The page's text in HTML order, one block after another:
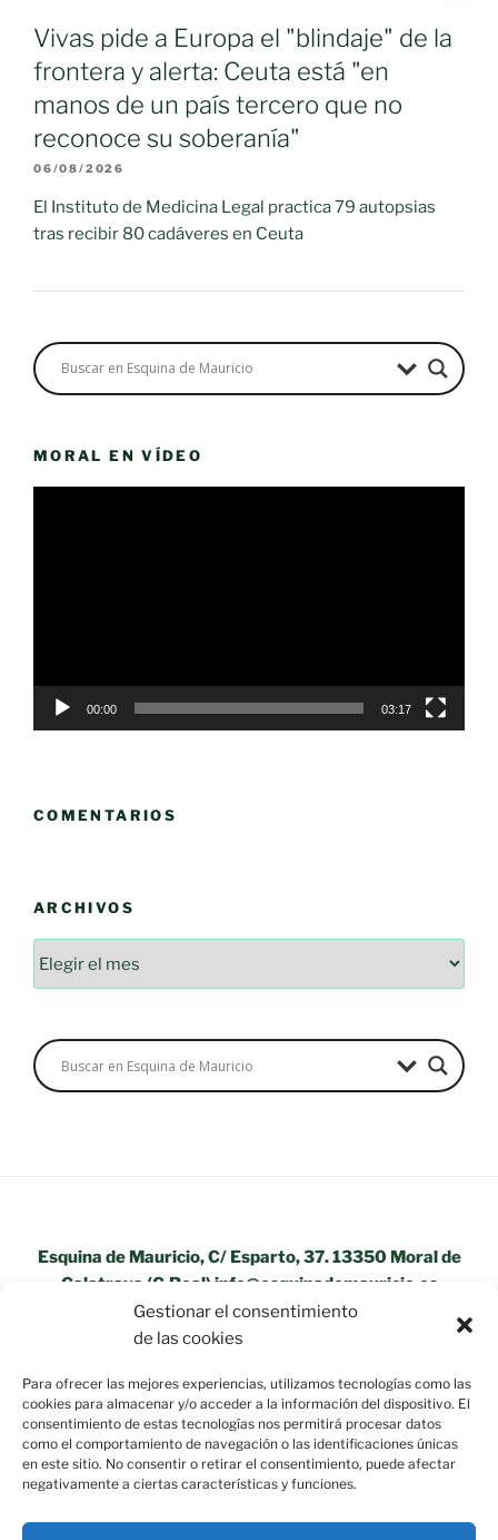
Gestionar el consentimiento
de las cookies
Para ofrecer las mejores experiencias, utilizamos tecnologías como las
cookies para almacenar y/o acceder a la información del dispositivo. El
consentimiento de estas tecnologías nos permitirá procesar datos
como el comportamiento de navegación o las identificaciones únicas
en este sitio. No consentir o retirar el consentimiento, puede afectar
negativamente a ciertas características y funciones.
Vivas pide a Europa el "blindaje" de la
frontera y alerta: Ceuta está "en
manos de un país tercero que no
reconoce su soberanía"
06/08/2026
El Instituto de Medicina Legal practica 79 autopsias
tras recibir 80 cadáveres en Ceuta
MORAL EN VÍDEO
00:00 03:17
COMENTARIOS
ARCHIVOS
Esquina de Mauricio, C/ Esparto, 37. 13350 Moral de
Calatrava (C.Real) info@esquinademauricio.es
«Aviso Legal»